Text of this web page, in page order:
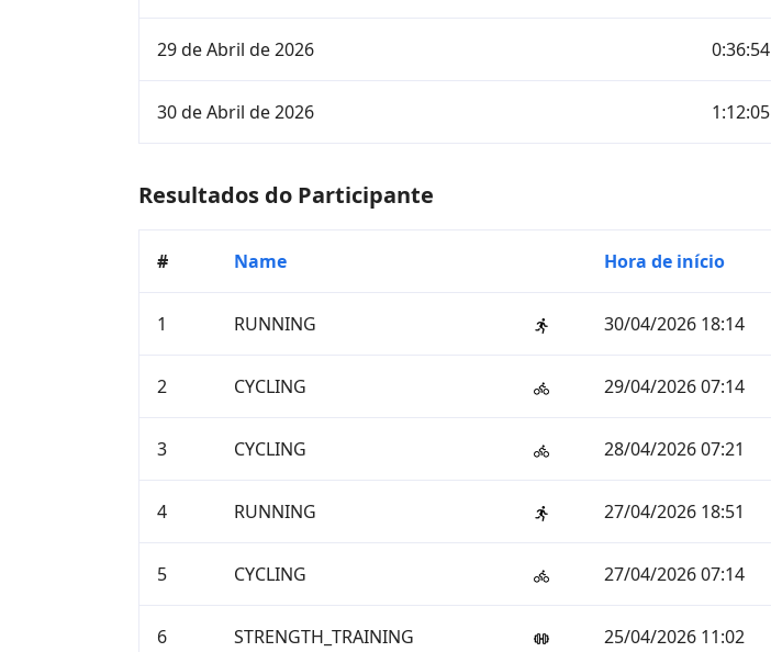
29 de Abril de 2026 0:36:54
30 de Abril de 2026 1:12:05
Resultados do Participante
# Name Hora de início
1 RUNNING 30/04/2026 18:14
2 CYCLING 29/04/2026 07:14
3 CYCLING 28/04/2026 07:21
4 RUNNING 27/04/2026 18:51
5 CYCLING 27/04/2026 07:14
6 STRENGTH_TRAINING 25/04/2026 11:02